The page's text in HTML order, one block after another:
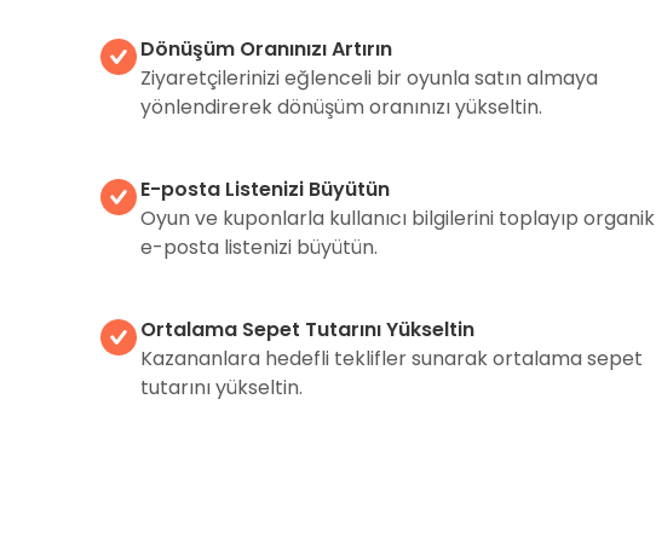
Dönüşüm Oranınızı Artırın
Ziyaretçilerinizi eğlenceli bir oyunla satın almaya
yönlendirerek dönüşüm oranınızı yükseltin.
E-posta Listenizi Büyütün
Oyun ve kuponlarla kullanıcı bilgilerini toplayıp organik
e-posta listenizi büyütün.
Ortalama Sepet Tutarını Yükseltin
Kazananlara hedefli teklifler sunarak ortalama sepet
tutarını yükseltin.